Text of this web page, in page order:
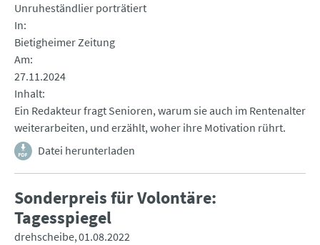
Unruheständlier porträtiert
In
Bietigheimer Zeitung
Am
27.11.2024
Inhalt
Ein Redakteur fragt Senioren, warum sie auch im Rentenalter
weiterarbeiten, und erzählt, woher ihre Motivation rührt.
Datei herunterladen
Sonderpreis für Volontäre:
Tagesspiegel
drehscheibe 01.08.2022